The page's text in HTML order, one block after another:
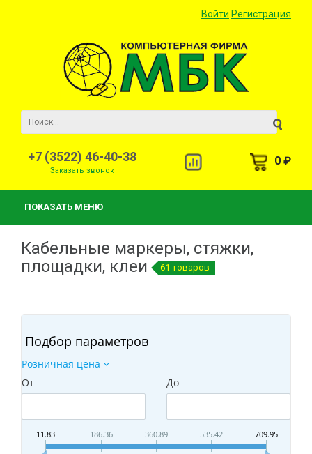
Войти Регистрация
+7 (3522) 46-40-38
Заказать звонок
0 ₽
ПОКАЗАТЬ МЕНЮ
Кабельные маркеры, стяжки,
площадки, клеи
61 товаров
Подбор параметров
Розничная цена
От
До
11.83 186.36 360.89 535.42 709.95